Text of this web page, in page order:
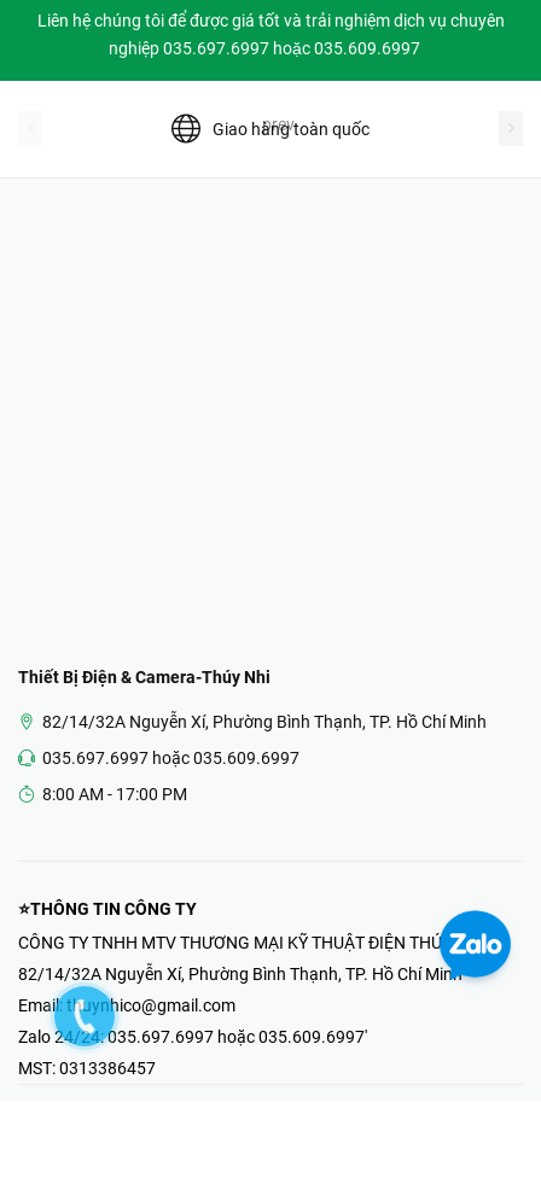
Liên hệ chúng tôi để được giá tốt và trải nghiệm dịch vụ chuyên
nghiệp 035.697.6997 hoặc 035.609.6997
Giao hàng toàn quốc
prev
Thiết Bị Điện & Camera-Thúy Nhi
82/14/32A Nguyễn Xí, Phường Bình Thạnh, TP. Hồ Chí Minh
035.697.6997 hoặc 035.609.6997
8:00 AM - 17:00 PM
⭐THÔNG TIN CÔNG TY
CÔNG TY TNHH MTV THƯƠNG MẠI KỸ THUẬT ĐIỆN THÚY NHI
82/14/32A Nguyễn Xí, Phường Bình Thạnh, TP. Hồ Chí Minh
Email: thuynhico@gmail.com
Zalo 24/24:035.697.6997 hoặc 035.609.6997'
MST:0313386457